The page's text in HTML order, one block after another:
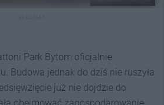
Park Bytom oficjalnie
Budowa jednak do dziś nie ruszyła
już nie dojdzie do